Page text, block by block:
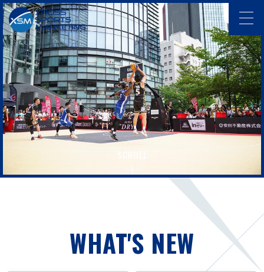
WHAT'S NEW